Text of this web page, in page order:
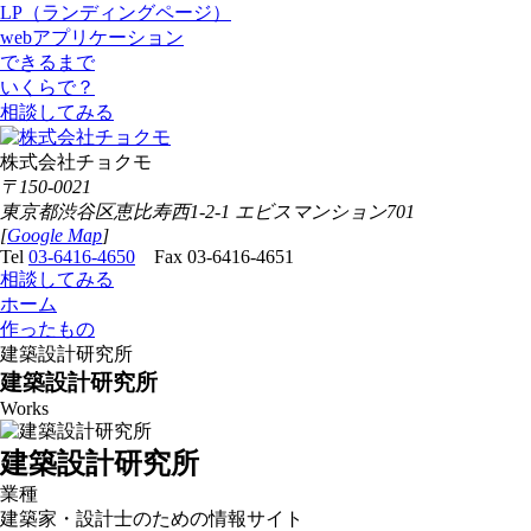
LP（ランディングページ）
webアプリケーション
できるまで
いくらで？
相談してみる
株式会社チョクモ
〒150-0021
東京都渋谷区恵比寿西1-2-1 エビスマンション701
[Google Map]
Tel 03-6416-4650 Fax 03-6416-4651
相談してみる
ホーム
作ったもの
建築設計研究所
建築設計研究所
Works
建築設計研究所
業種
建築家・設計士のための情報サイト